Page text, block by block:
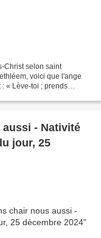
Christ selon saint
voici que l'ange
« Lève-toi ; prends
- Nativité
jour, 25